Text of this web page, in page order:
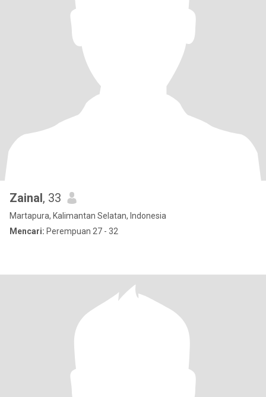
Zainal, 33
Martapura, Kalimantan Selatan, Indonesia
Mencari: Perempuan 27 - 32